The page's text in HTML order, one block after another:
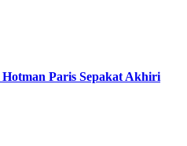
Paris Sepakat Akhiri